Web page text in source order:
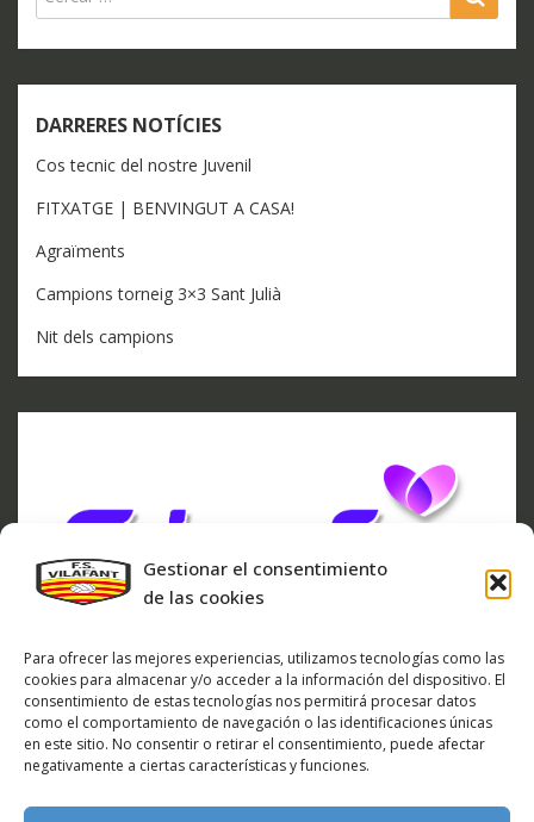
Gestionar el consentimiento
de las cookies
Para ofrecer las mejores experiencias, utilizamos tecnologías como las
cookies para almacenar y/o acceder a la información del dispositivo. El
consentimiento de estas tecnologías nos permitirá procesar datos
como el comportamiento de navegación o las identificaciones únicas
en este sitio. No consentir o retirar el consentimiento, puede afectar
negativamente a ciertas características y funciones.
DARRERES NOTÍCIES
Cos tecnic del nostre Juvenil
FITXATGE | BENVINGUT A CASA!
Agraïments
Campions torneig 3×3 Sant Julià
Nit dels campions
ARXIU DE NOTÍCIES
ARXIU